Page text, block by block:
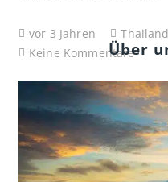
Über
vor 3 Jahren
Keine Kommentare